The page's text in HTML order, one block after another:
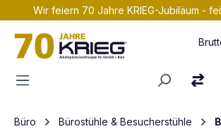
Zum Hauptinhalt springen
Wir feiern 70 Jahre KRIEG-Jubiläum -
Büro Bürostühle & Besucherstühle